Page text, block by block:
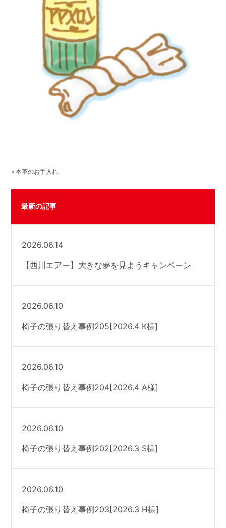
« 本革のお手入れ
最新の記事
2026.06.14
【西川エアー】大きな夢を見ようキャンペーン
2026.06.10
椅子の張り替え事例205[2026.4 K様]
2026.06.10
椅子の張り替え事例204[2026.4 A様]
2026.06.10
椅子の張り替え事例202[2026.3 S様]
2026.06.10
椅子の張り替え事例203[2026.3 H様]